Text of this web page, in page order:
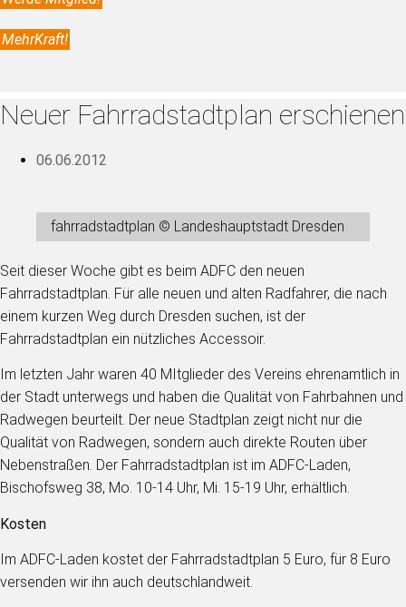
MehrKraft!
Neuer Fahrradstadtplan erschienen
06.06.2012
fahrradstadtplan © Landeshauptstadt Dresden
Seit dieser Woche gibt es beim ADFC den neuen
Fahrradstadtplan. Für alle neuen und alten Radfahrer, die nach
einem kurzen Weg durch Dresden suchen, ist der
Fahrradstadtplan ein nützliches Accessoir.
Im letzten Jahr waren 40 MItglieder des Vereins ehrenamtlich in
der Stadt unterwegs und haben die Qualität von Fahrbahnen und
Radwegen beurteilt. Der neue Stadtplan zeigt nicht nur die
Qualität von Radwegen, sondern auch direkte Routen über
Nebenstraßen. Der Fahrradstadtplan ist im ADFC-Laden,
Bischofsweg 38, Mo. 10-14 Uhr, Mi. 15-19 Uhr, erhältlich.
Kosten
Im ADFC-Laden kostet der Fahrradstadtplan 5 Euro, für 8 Euro
versenden wir ihn auch deutschlandweit.